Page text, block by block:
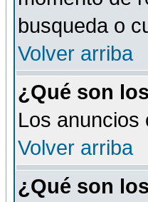
busqueda o
Volver arriba
¿Qué son
Los anuncios
Volver arriba
¿Qué son